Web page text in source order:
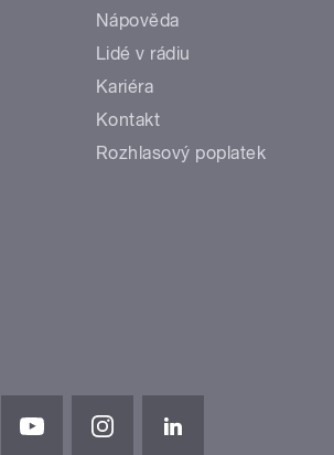
Nápověda
Lidé v rádiu
Kariéra
Kontakt
Rozhlasový poplatek